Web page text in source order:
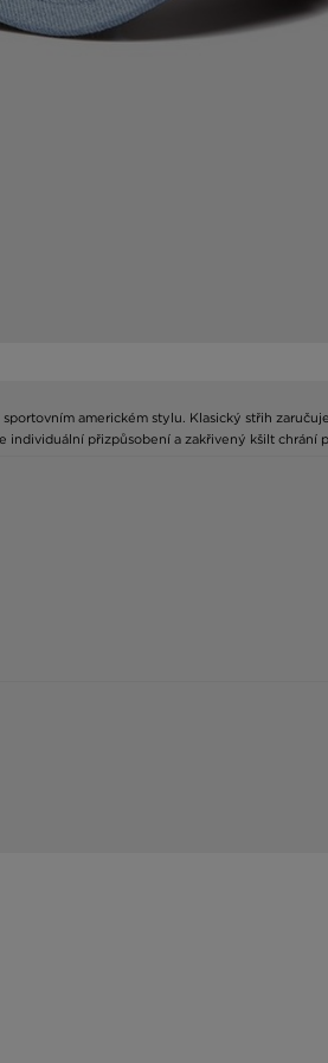
americkém stylu. Klasický střih
přizpůsobení a zakřivený kšilt